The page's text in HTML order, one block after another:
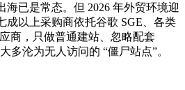
海已是常态。但 2026 年外贸环境迎
成以上采购商依托谷歌 SGE、各类
商，只做普通建站、忽略配套
多沦为无人访问的 “僵尸站点”。